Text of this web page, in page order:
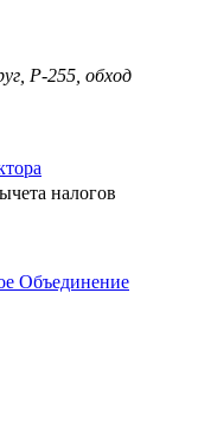
Р-255, обход
налогов
Объединение